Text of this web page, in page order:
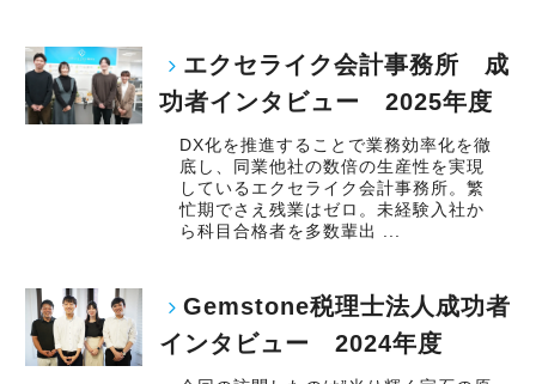
エクセライク会計事務所 成
功者インタビュー 2025年度
DX化を推進することで業務効率化を徹
底し、同業他社の数倍の生産性を実現
しているエクセライク会計事務所。繁
忙期でさえ残業はゼロ。未経験入社か
ら科目合格者を多数輩出 ...
Gemstone税理士法人成功者
インタビュー 2024年度